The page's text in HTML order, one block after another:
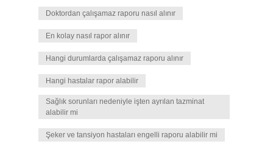
Doktordan çalışamaz raporu nasıl alınır
En kolay nasıl rapor alınır
Hangi durumlarda çalışamaz raporu alınır
Hangi hastalar rapor alabilir
Sağlık sorunları nedeniyle işten ayrılan tazminat
alabilir mi
Şeker ve tansiyon hastaları engelli raporu alabilir mi